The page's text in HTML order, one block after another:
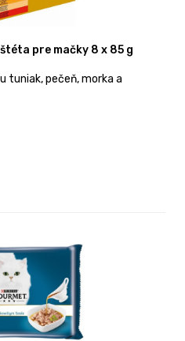
pre mačky 8 x 85 g
tuniak, pečeň, morka a